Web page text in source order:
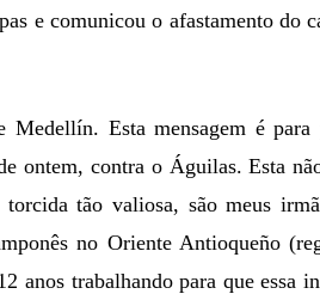
e comunicou o afastamento do
Esta mensagem é para
ontem, contra o Águilas. Esta
tão valiosa, são meus
no Oriente Antioqueño
anos trabalhando para que essa